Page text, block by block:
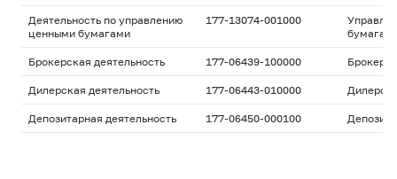
Деятельность по управлению
ценными бумагами
177-13074-001000
Брокерская деятельность 177-06439-100000
Дилерская деятельность 177-06443-010000
Депозитарная деятельность 177-06450-000100